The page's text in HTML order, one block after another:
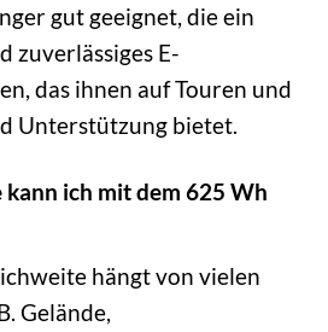
gut geeignet, die ein
zuverlässiges E-
das ihnen auf Touren und
Unterstützung bietet.
ich mit dem 625 Wh
hängt von vielen
Gelände,